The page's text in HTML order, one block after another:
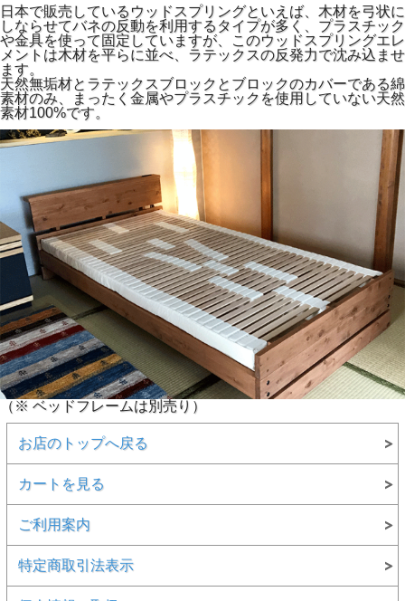
日本で販売しているウッドスプリングといえば、木材を弓状に
しならせてバネの反動を利用するタイプが多く、プラスチック
や金具を使って固定していますが、このウッドスプリングエレ
メントは木材を平らに並べ、ラテックスの反発力で沈み込ませ
ます。
天然無垢材とラテックスブロックとブロックのカバーである綿
素材のみ、まったく金属やプラスチックを使用していない天然
素材100%です。
（※ ベッドフレームは別売り）
お店のトップへ戻る
カートを見る
ご利用案内
特定商取引法表示